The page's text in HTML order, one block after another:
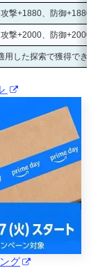
撃+1880、防御+1880
撃+2000、防御+2000
用した探索で獲得でき
グ